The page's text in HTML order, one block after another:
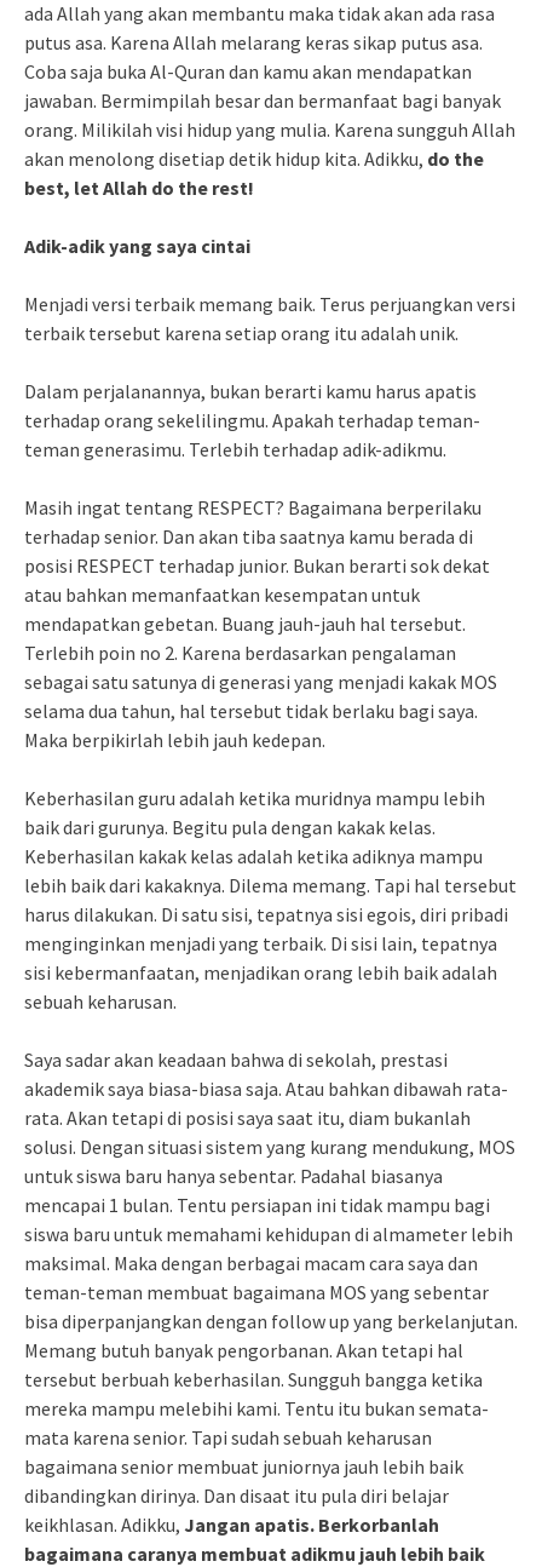
ada Allah yang akan membantu maka tidak akan ada rasa
putus asa. Karena Allah melarang keras sikap putus asa.
Coba saja buka Al-Quran dan kamu akan mendapatkan
jawaban. Bermimpilah besar dan bermanfaat bagi banyak
orang. Milikilah visi hidup yang mulia. Karena sungguh Allah
akan menolong disetiap detik hidup kita. Adikku, do the
best, let Allah do the rest!
Adik-adik yang saya cintai
Menjadi versi terbaik memang baik. Terus perjuangkan versi
terbaik tersebut karena setiap orang itu adalah unik.
Dalam perjalanannya, bukan berarti kamu harus apatis
terhadap orang sekelilingmu. Apakah terhadap teman-
teman generasimu. Terlebih terhadap adik-adikmu.
Masih ingat tentang RESPECT? Bagaimana berperilaku
terhadap senior. Dan akan tiba saatnya kamu berada di
posisi RESPECT terhadap junior. Bukan berarti sok dekat
atau bahkan memanfaatkan kesempatan untuk
mendapatkan gebetan. Buang jauh-jauh hal tersebut.
Terlebih poin no 2. Karena berdasarkan pengalaman
sebagai satu satunya di generasi yang menjadi kakak MOS
selama dua tahun, hal tersebut tidak berlaku bagi saya.
Maka berpikirlah lebih jauh kedepan.
Keberhasilan guru adalah ketika muridnya mampu lebih
baik dari gurunya. Begitu pula dengan kakak kelas.
Keberhasilan kakak kelas adalah ketika adiknya mampu
lebih baik dari kakaknya. Dilema memang. Tapi hal tersebut
harus dilakukan. Di satu sisi, tepatnya sisi egois, diri pribadi
menginginkan menjadi yang terbaik. Di sisi lain, tepatnya
sisi kebermanfaatan, menjadikan orang lebih baik adalah
sebuah keharusan.
Saya sadar akan keadaan bahwa di sekolah, prestasi
akademik saya biasa-biasa saja. Atau bahkan dibawah rata-
rata. Akan tetapi di posisi saya saat itu, diam bukanlah
solusi. Dengan situasi sistem yang kurang mendukung, MOS
untuk siswa baru hanya sebentar. Padahal biasanya
mencapai 1 bulan. Tentu persiapan ini tidak mampu bagi
siswa baru untuk memahami kehidupan di almameter lebih
maksimal. Maka dengan berbagai macam cara saya dan
teman-teman membuat bagaimana MOS yang sebentar
bisa diperpanjangkan dengan follow up yang berkelanjutan.
Memang butuh banyak pengorbanan. Akan tetapi hal
tersebut berbuah keberhasilan. Sungguh bangga ketika
mereka mampu melebihi kami. Tentu itu bukan semata-
mata karena senior. Tapi sudah sebuah keharusan
bagaimana senior membuat juniornya jauh lebih baik
dibandingkan dirinya. Dan disaat itu pula diri belajar
keikhlasan. Adikku, Jangan apatis. Berkorbanlah
bagaimana caranya membuat adikmu jauh lebih baik